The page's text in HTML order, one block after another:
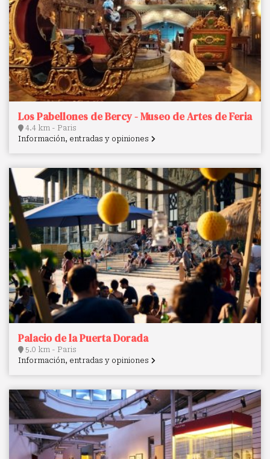
Los Pabellones de Bercy - Museo de Artes de Feria
4.4 km - Paris
Información, entradas y opiniones
Palacio de la Puerta Dorada
5.0 km - Paris
Información, entradas y opiniones